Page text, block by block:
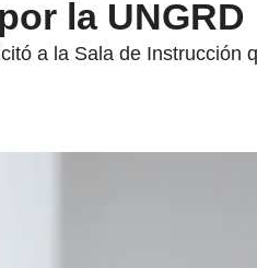
la UNGRD
a la Sala de